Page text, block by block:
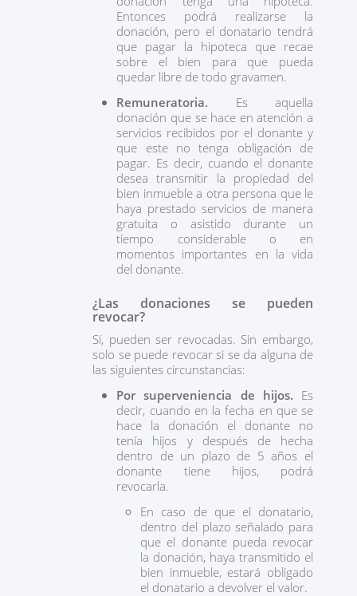
Entonces podrá realizarse la
donación, pero el donatario tendrá
que pagar la hipoteca que recae
sobre el bien para que pueda
quedar libre de todo gravamen.
Remuneratoria. Es aquella
donación que se hace en atención a
servicios recibidos por el donante y
que este no tenga obligación de
pagar. Es decir, cuando el donante
desea transmitir la propiedad del
bien inmueble a otra persona que le
haya prestado servicios de manera
gratuita o asistido durante un
tiempo considerable o en
momentos importantes en la vida
del donante.
¿Las donaciones se pueden
revocar?
Sí, pueden ser revocadas. Sin embargo,
solo se puede revocar si se da alguna de
las siguientes circunstancias:
Por superveniencia de hijos. Es
decir, cuando en la fecha en que se
hace la donación el donante no
tenía hijos y después de hecha
dentro de un plazo de 5 años el
donante tiene hijos, podrá
revocarla.
En caso de que el donatario,
dentro del plazo señalado para
que el donante pueda revocar
la donación, haya transmitido el
bien inmueble, estará obligado
el donatario a devolver el valor.